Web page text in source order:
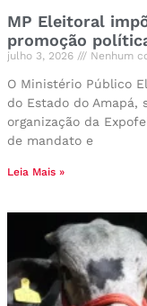
MP Eleitoral
promoção
julho 3, 2026 Nenhum
O Ministério Público
do Estado do Amapá,
organização da
de mandato e
Leia Mais »